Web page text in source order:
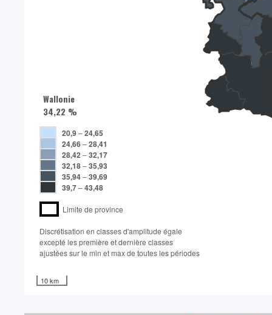
Wallonie
34,22 %
20,9–24,65
24,66–28,41
28,42 –32,17
32,18–35,93
35,94–39,69
39,7–43,48
Limite de province
Discrétisation en classes d'amplitude égale​
excepté les première et dernière classes
ajustées sur le min et max de toutes les périodes
10 km